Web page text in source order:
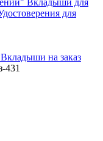
для
Вкладыши на заказ
431